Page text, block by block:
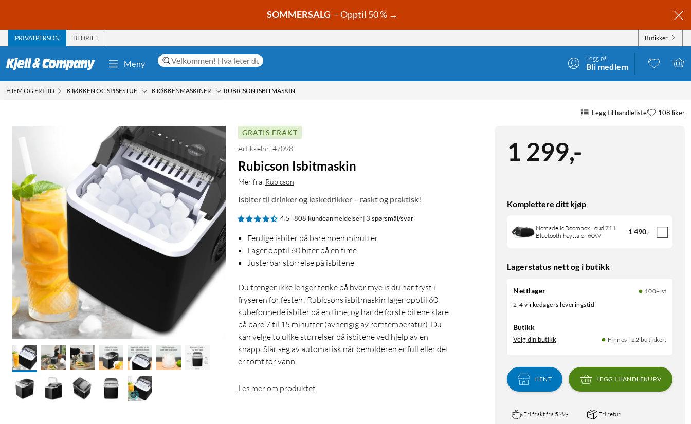
SOMMERSALG – Opptil 50 % →
PRIVATPERSON BEDRIFT Butikker
Meny
Logg på
Bli medlem
HJEM OG FRITID KJØKKEN OG SPISESTUE KJØKKENMASKINER RUBICSON ISBITMASKIN
Legg til handleliste 108 liker
1 299,-
Komplettere ditt kjøp
Nomadelic Boombox Loud 711
Bluetooth-høyttaler 60W
1 490,-
Lagerstatus nett og i butikk
Nettlager
100+ st
2-4 virkedagers leveringstid
Butikk
Velg din butikk Finnes i 22 butikker.
HENT LEGG I HANDLEKURV
Fri frakt fra 599,- Fri retur
GRATIS FRAKT
Artikkelnr: 47098
Rubicson Isbitmaskin
Mer fra: Rubicson
Isbiter til drinker og leskedrikker – raskt og praktisk!
4.5 808 kundeanmeldelser | 3 spørsmål/svar
Ferdige isbiter på bare noen minutter
Lager opptil 60 biter på en time
Justerbar størrelse på isbitene
Du trenger ikke lenger tenke på hvor mye is du har fryst i
fryseren før festen! Rubicsons isbitmaskin lager opptil 60
kubeformede isbiter på en time, og har de første bitene klare
på bare 7 til 15 minutter (avhengig av romtemperatur). Du
kan velge to ulike størrelser på isbitene ved hjelp av en
knapp. Slår seg av automatisk når beholderen er full eller det
er tomt for vann.
Les mer om produktet